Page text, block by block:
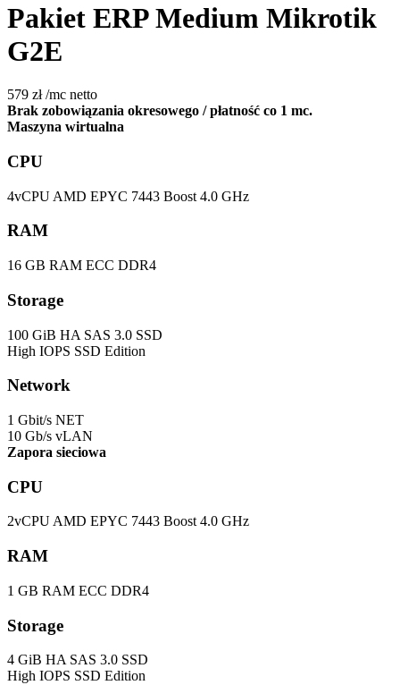
Pakiet ERP Medium Mikrotik
G2E
579 zł /mc netto
Brak zobowiązania okresowego / płatność co 1 mc.
Maszyna wirtualna
CPU
4vCPU AMD EPYC 7443 Boost 4.0 GHz
RAM
16 GB RAM ECC DDR4
Storage
100 GiB HA SAS 3.0 SSD
High IOPS SSD Edition
Network
1 Gbit/s NET
10 Gb/s vLAN
Zapora sieciowa
CPU
2vCPU AMD EPYC 7443 Boost 4.0 GHz
RAM
1 GB RAM ECC DDR4
Storage
4 GiB HA SAS 3.0 SSD
High IOPS SSD Edition